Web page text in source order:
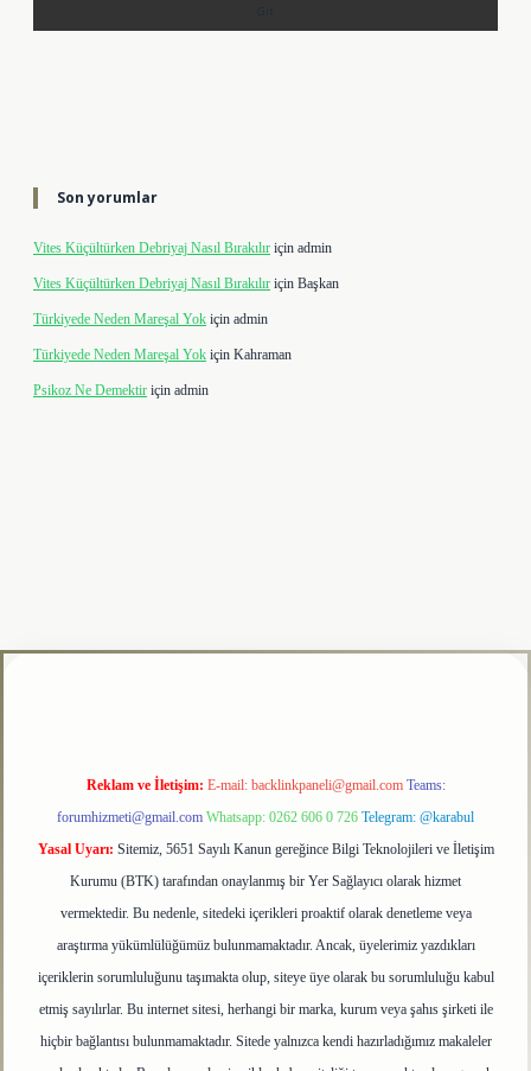
Son yorumlar
Vites Küçültürken Debriyaj Nasıl Bırakılır için admin
Vites Küçültürken Debriyaj Nasıl Bırakılır için Başkan
Türkiyede Neden Mareşal Yok için admin
Türkiyede Neden Mareşal Yok için Kahraman
Psikoz Ne Demektir için admin
Reklam ve İletişim: E-mail: backlinkpaneli@gmail.com Teams:
forumhizmeti@gmail.com Whatsapp: 0262 606 0 726 Telegram: @karabul
Yasal Uyarı: Sitemiz, 5651 Sayılı Kanun gereğince Bilgi Teknolojileri ve İletişim
Kurumu (BTK) tarafından onaylanmış bir Yer Sağlayıcı olarak hizmet
vermektedir. Bu nedenle, sitedeki içerikleri proaktif olarak denetleme veya
araştırma yükümlülüğümüz bulunmamaktadır. Ancak, üyelerimiz yazdıkları
içeriklerin sorumluluğunu taşımakta olup, siteye üye olarak bu sorumluluğu kabul
etmiş sayılırlar. Bu internet sitesi, herhangi bir marka, kurum veya şahıs şirketi ile
hiçbir bağlantısı bulunmamaktadır. Sitede yalnızca kendi hazırladığımız makaleler